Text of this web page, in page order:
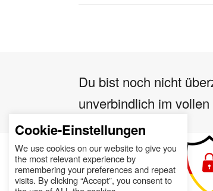
Du bist noch nicht
unverbindlich im
Cookie-Einstellungen
We use cookies on our website to give you
the most relevant experience by
remembering your preferences and repeat
visits. By clicking “Accept”, you consent to